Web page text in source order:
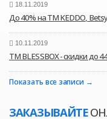
18.11.2019
До 40% на ТМ KEDDO,
10.11.2019
ТМ BLESSBOX - скидки до
Показать все записи
ЗАКАЗЫВАЙТЕ